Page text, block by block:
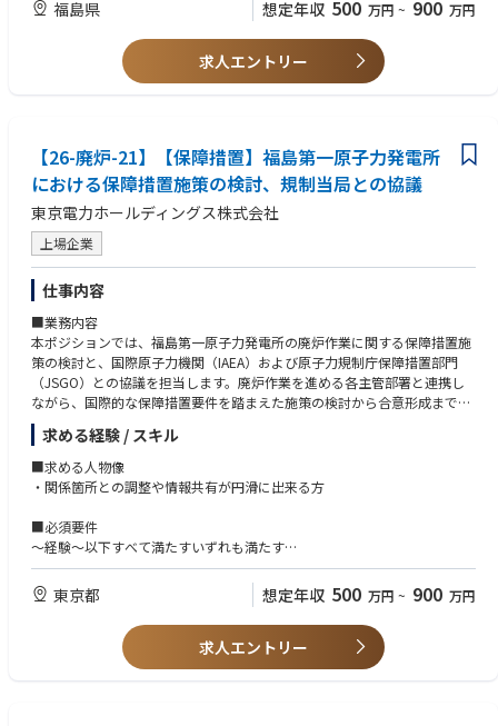
■責任・期待される役割
本ポジションでは、プロジェクト管理の中核として、工程・予算・リスク
を俯瞰しながら関係者との調整を進めていただくことを想定しています。
・プロジェクト全体のスケジュール管理と進捗確認
・予算状況の把握と計画に沿った運営管理
・想定される課題やリスクの抽出、対策の検討
・工事主管箇所との工程調整および合意形成
・工事受注者とのスケジュール調整や進行管理
複数の関係者が関わる環境のため、状況を整理しながら円滑な調整を進め
る役割が期待されています。
■魅力・やりがい
世界的にも前例の少ない福島第一原子力発電所の廃炉事業において、敷地
利用や環境改善に関するプロジェクトを担うポジションです。
計画立案から実行管理まで主体的に携わることで、社会的意義の大きい取
り組みに直接貢献できます。
・大規模かつ長期的な廃炉プロジェクトの推進に携われる
・放射性物質が存在する環境を踏まえた計画・管理経験を積める
・複数部門や社外関係者との調整を通じてプロジェクトマネジメント力を
高められる
・計画や調整の成果がプロジェクト進捗に反映されやすい
・地域社会や関係機関からの信頼醸成につながる仕事に関われる
自身が立案した計画や調整内容が廃炉事業の前進につながるため、社会的
短期（1〜3年）：プロジェクト計画立案や進捗管理、リスク管理などのプ
ロジェクト運営をメンバーと協働で進めていく経験を積み、基本的なスキ
～経験～いずれかを満たす
・プラントにおける工事監理の経験
・プラントにおける大型改造等のプロジェクト管理の経験
※プラントの種類は問わない
・社内・パートナー企業双方と誠実に対話できるコミュニケーション力
・一般的なエクセル、ワード、パワーポイントの使用ができること
■歓迎要件
～経験～
・原子力業界において廃樹脂・廃スラッジに関する業務を３年以上経験し
ている方
・原子力業界及び一般産業界において、機械系の業務に携わった経験を有
する（年数問わず）
・原子力業界及び一般産業界において、機械系並びに土木、建築の業務に
携わった経験を有する（年数問わず）
・原子力産業及び一般産業において、放射性物質取扱いに関する業務経験
を有する
～知識・技能～
ポンプ、弁、熱交換器、空調機、圧縮機、ディーゼル発電機、焼却炉、ク
レーン等、機械設備の基本構造・用途に関する技術的な知識
～資格～
危険物取扱者乙4、足場組立て等作業主任者技能講習修了、酸素欠乏・硫
玉掛技能講習修了
福島県 想定年収 500 万円 ~ 900 万円
求人エントリー
【26-廃炉-21】【保障措置】福島第一原子力発電所
における保障措置施策の検討、規制当局との協議
東京電力ホールディングス株式会社
上場企業
仕事内容
■業務内容
本ポジションでは、福島第一原子力発電所の廃炉作業に関する保障措置施
策の検討と、国際原子力機関（IAEA）および原子力規制庁保障措置部門
（JSGO）との協議を担当します。廃炉作業を進める各主管部署と連携し
ながら、国際的な保障措置要件を踏まえた施策の検討から合意形成までを
担う業務です。定常対応よりもプロジェクト性の高い業務が中心となりま
す。
～具体的には～
・廃炉作業を主管する複数部門からの情報収集・整理・調整
・IAEA・JSGOとの協議や説明、論点整理
・保障措置要件と現場運用の両立に向けた合意形成の推進
担当領域は大規模な廃炉プロジェクトに関わるため、社内外の多様な関係
者と連携しながら業務を進めていただきます。
■責任・期待される役割
本ポジションでは、担当する保障措置分野の窓口として、関係者との調整
求める経験 / スキル
■求める人物像
・関係箇所との調整や情報共有が円滑に出来る方
■必須要件
～経験～以下すべて満たすいずれも満たす
・保障措置業務を２年以上経験している方（目安）
・規制当局との折衝業務を経験している方
～知識・技能～いずれも満たす
・英語による資料作成、協議が可能な方
・原子力・放射線に関する一般的な知識及び技能(大学・専門学校等で習得
東京都 想定年収 500 万円 ~ 900 万円
求人エントリー